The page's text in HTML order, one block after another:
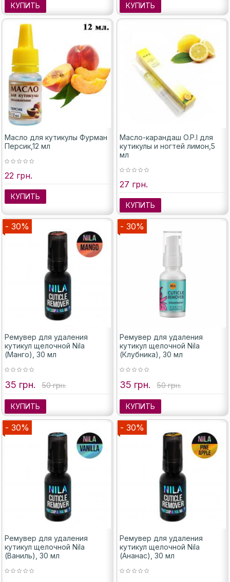
КУПИТЬ КУПИТЬ
Масло для кутикулы Фурман
Персик,12 мл
22 грн.
КУПИТЬ
Масло-карандаш O.P.I для
кутикулы и ногтей лимон,5
мл
27 грн.
КУПИТЬ
- 30%
Ремувер для удаления
кутикул щелочной Nila
(Манго), 30 мл
35 грн. 50 грн.
КУПИТЬ
- 30%
Ремувер для удаления
кутикул щелочной Nila
(Клубника), 30 мл
35 грн. 50 грн.
КУПИТЬ
- 30%
Ремувер для удаления
кутикул щелочной Nila
(Ваниль), 30 мл
- 30%
Ремувер для удаления
кутикул щелочной Nila
(Ананас), 30 мл